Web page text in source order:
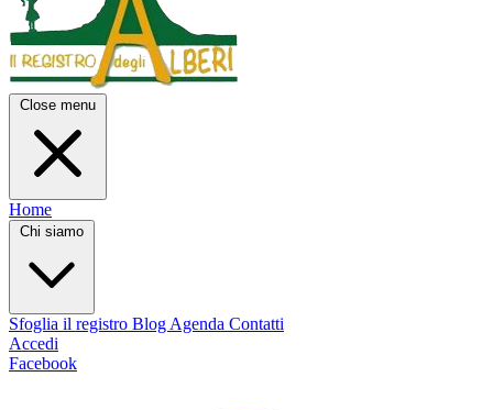
Close menu
Home
Chi siamo
Sfoglia il registro Blog Agenda Contatti
Accedi
Facebook